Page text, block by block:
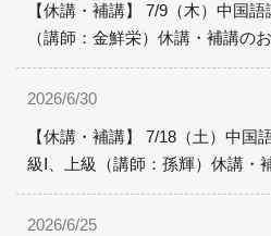
【休講・補講】 7/9（木）中国
（講師：金鮮栄）休講・補講の
2026/6/30
【休講・補講】 7/18（土）中国
級Ⅰ、上級（講師：孫輝）休講・
2026/6/25